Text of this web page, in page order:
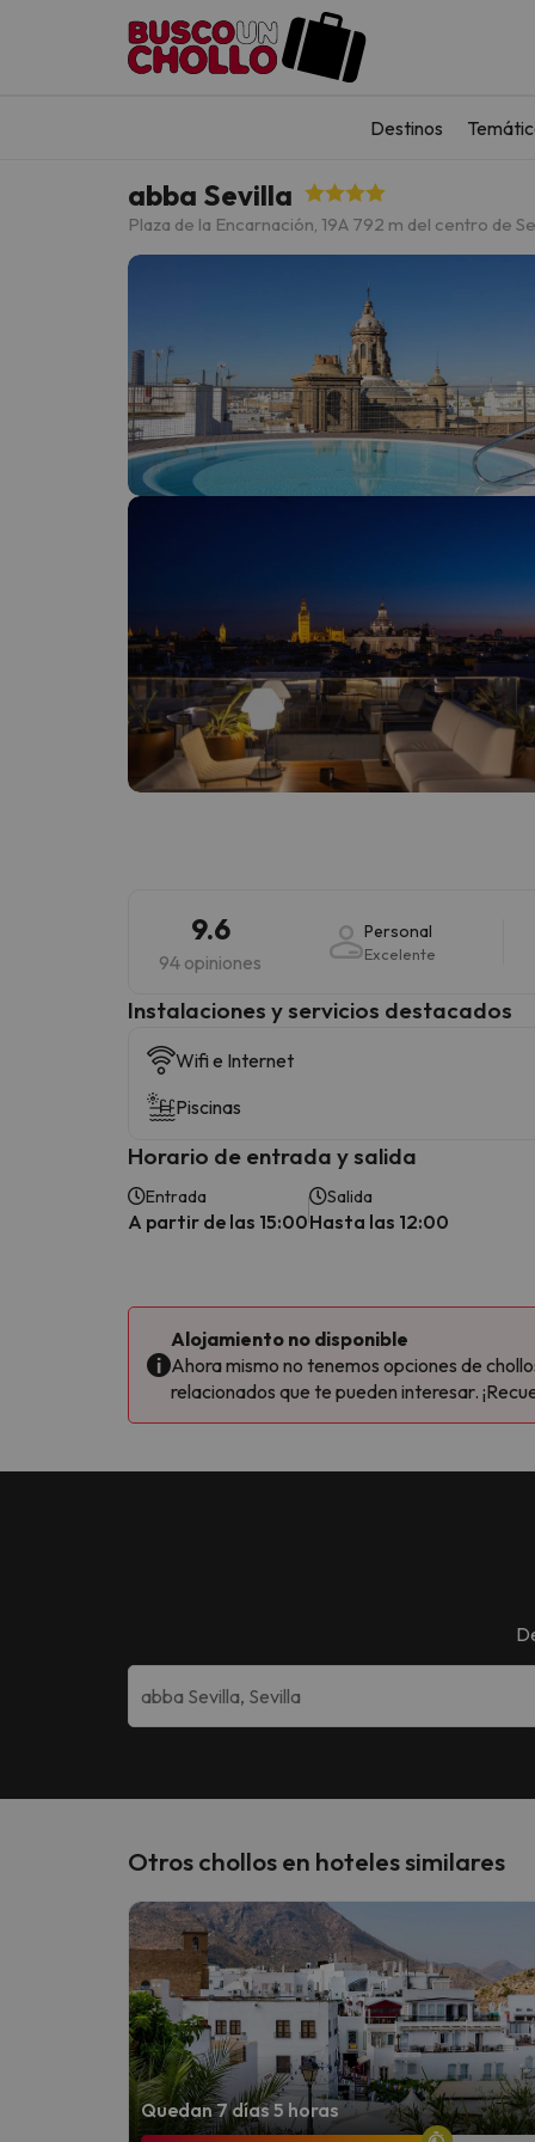
Destinos
abba Sevilla
Plaza de la Encarnación, 19A 792 m del centro de
9.6
94 opiniones
Personal
Excelente
Instalaciones y servicios destacados
Wifi e Internet
Piscinas
Horario de entrada y salida
Entrada
A partir de las 15:00
Salida
Hasta las 12:00
Alojamiento no disponible
Ahora mismo no tenemos opciones de
relacionados que te pueden interesar.
Otros chollos en hoteles similares
Quedan 7 días 5 horas